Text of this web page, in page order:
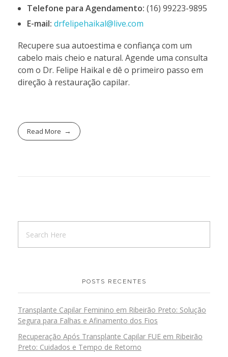
Telefone para Agendamento: (16) 99223-9895
E-mail: drfelipehaikal@live.com
Recupere sua autoestima e confiança com um
cabelo mais cheio e natural. Agende uma consulta
com o Dr. Felipe Haikal e dê o primeiro passo em
direção à restauração capilar.
Read More
POSTS RECENTES
Transplante Capilar Feminino em Ribeirão Preto: Solução
Segura para Falhas e Afinamento dos Fios
Recuperação Após Transplante Capilar FUE em Ribeirão
Preto: Cuidados e Tempo de Retorno